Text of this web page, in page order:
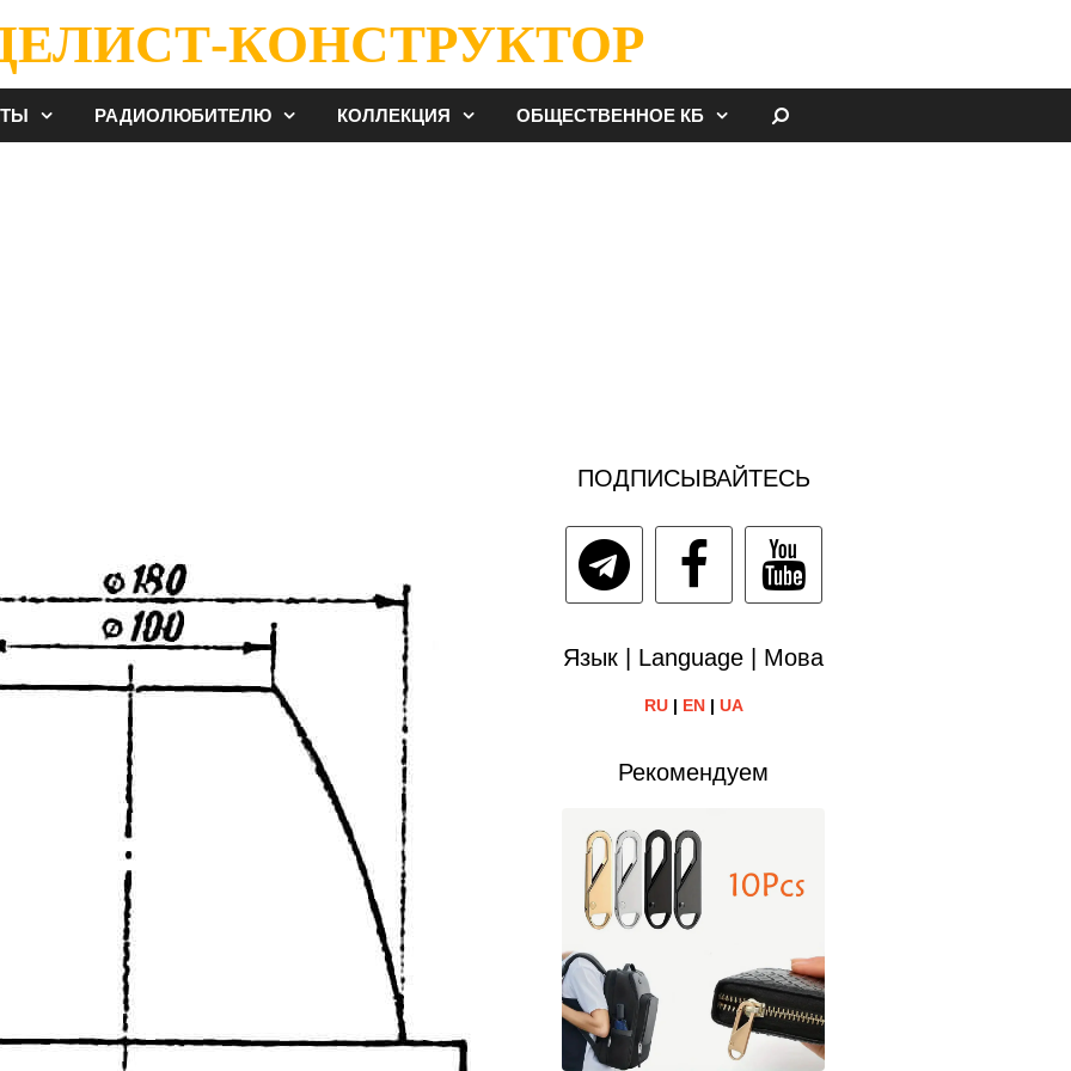
КОНСТРУКТОР
РАДИОЛЮБИТЕЛЮ КОЛЛЕКЦИЯ ОБЩЕСТВЕННОЕ КБ
ПОДПИСЫВАЙТЕСЬ
Язык | Language | Мова
RU| EN| UA
Рекомендуем